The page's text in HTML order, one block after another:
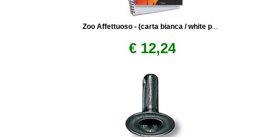
Zoo Affettuoso - (carta bianca / white p...
€ 12,24